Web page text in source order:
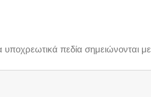
υποχρεωτικά πεδία σημειώνονται με